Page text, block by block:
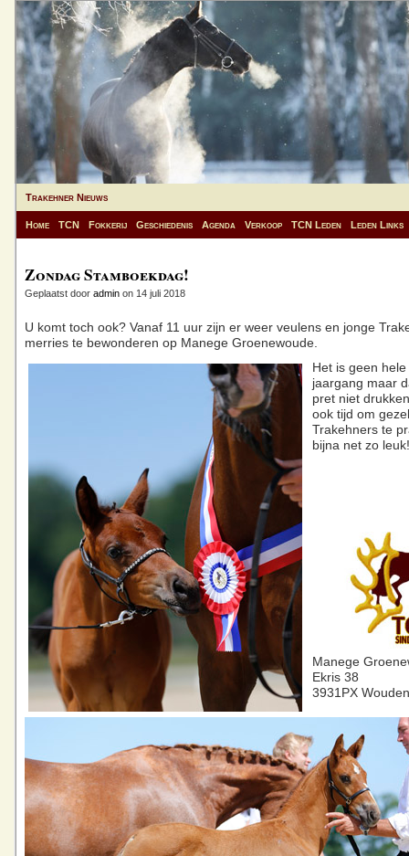
Trakehner Nieuws
Home TCN Fokkerij Geschiedenis Agenda Verkoop TCN Leden Leden Links
Zondag Stamboekdag!
Geplaatst door admin on 14 juli 2018
U komt toch ook? Vanaf 11 uur zijn er weer veulens en jonge
merries te bewonderen op Manege Groenewoude.
Het is geen
jaargang maar
pret niet
ook tijd om
Trakehners te
bijna net zo leuk!
Manege
Ekris 38
3931PX